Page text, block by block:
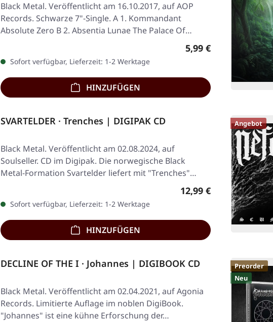
Black Metal. Veröffentlicht am 16.10.2017, auf AOP
Records. Schwarze 7"-Single. A 1. Kommandant
Absolute Zero B 2. Absentia Lunae The Palace Of
Regulärer Preis:
5,99 €
Sofort verfügbar, Lieferzeit: 1-2 Werktage
HINZUFÜGEN
SVARTELDER · Trenches | DIGIPAK CD
Black Metal. Veröffentlicht am 02.08.2024, auf
Soulseller. CD im Digipak. Die norwegische Black
Metal-Formation Svartelder liefert mit "Trenches"…
Regulärer Preis:
12,99 €
Sofort verfügbar, Lieferzeit: 1-2 Werktage
HINZUFÜGEN
Angebot
DECLINE OF THE I · Johannes | DIGIBOOK CD
Black Metal. Veröffentlicht am 02.04.2021, auf Agonia
Records. Limitierte Auflage im noblen DigiBook.
"Johannes" ist eine kühne Erforschung der…
Preorder
Neu